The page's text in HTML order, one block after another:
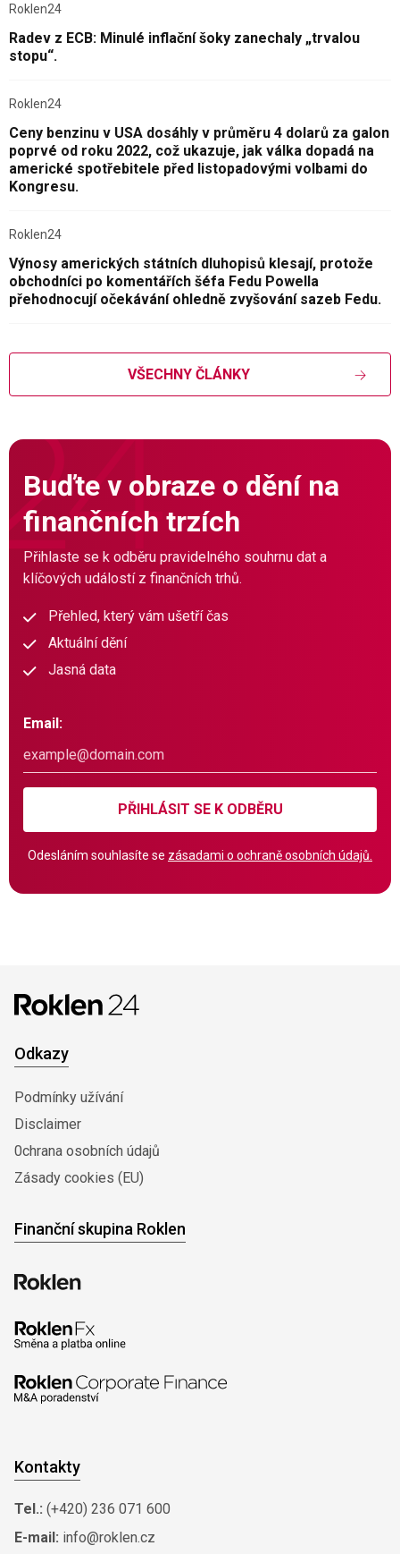
Roklen24
Radev z ECB: Minulé inflační šoky zanechaly „trvalou
stopu“.
Roklen24
Ceny benzinu v USA dosáhly v průměru 4 dolarů za galon
poprvé od roku 2022, což ukazuje, jak válka dopadá na
americké spotřebitele před listopadovými volbami do
Kongresu.
Roklen24
Výnosy amerických státních dluhopisů klesají, protože
obchodníci po komentářích šéfa Fedu Powella
přehodnocují očekávání ohledně zvyšování sazeb Fedu.
VŠECHNY ČLÁNKY
Buďte v obraze o dění na
finančních trzích
Přihlaste se k odběru pravidelného souhrnu dat a
klíčových událostí z finančních trhů.
Přehled, který vám ušetří čas
Aktuální dění
Jasná data
Email:
PŘIHLÁSIT SE K ODBĚRU
Odesláním souhlasíte se zásadami o ochraně osobních údajů.
Odkazy
Podmínky užívání
Disclaimer
0chrana osobních údajů
Zásady cookies (EU)
Finanční skupina Roklen
Kontakty
Tel.: (+420) 236 071 600
E-mail: info@roklen.cz